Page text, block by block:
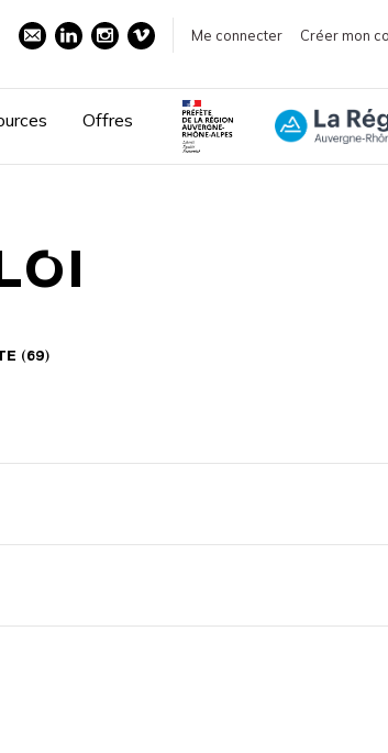
Me connecter Créer mon
Offres
(69)